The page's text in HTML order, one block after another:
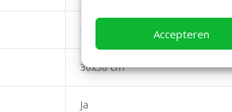
Accepteren
30x30 cm
Ja